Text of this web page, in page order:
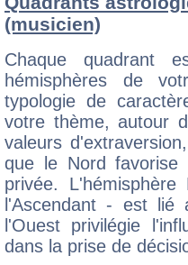
(musicien)
Chaque quadrant
hémisphères de
typologie de
votre thème, autour
valeurs
que le Nord favorise
privée.
l'Ascendant - est
l'Ouest privilégie
dans la prise de